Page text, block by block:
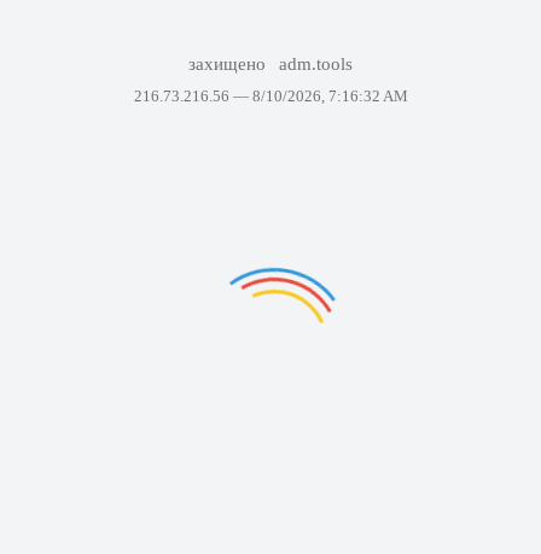
захищено adm.tools
216.73.216.56 — 8/10/2026, 7:16:32 AM